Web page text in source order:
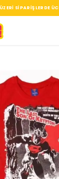
SEÇTIĞIN HER ÜRÜN,